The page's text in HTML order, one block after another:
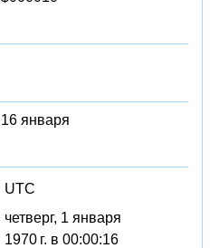
16 января
UTC
четверг, 1 января
1970 г. в 00:00:16